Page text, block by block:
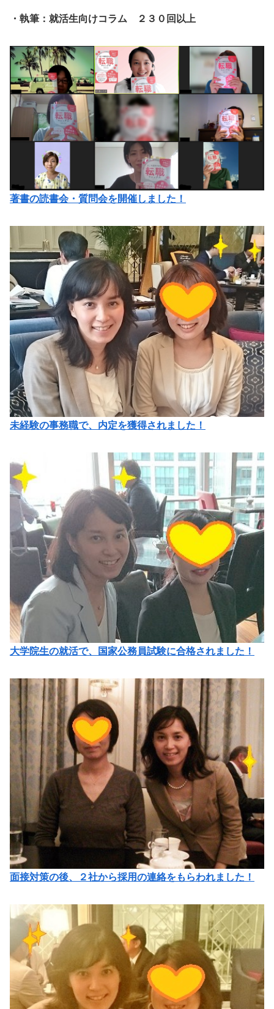
・執筆：就活生向けコラム ２３０回以上
著書の読書会・質問会を開催しました！
未経験の事務職で、内定を獲得されました！
大学院生の就活で、国家公務員試験に合格されました！
面接対策の後、２社から採用の連絡をもらわれました！